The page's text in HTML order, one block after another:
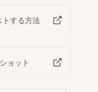
トする方法
ョット